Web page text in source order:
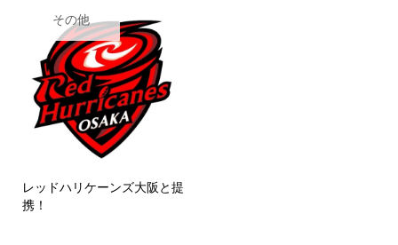
その他
レッドハリケーンズ大阪と提
携！